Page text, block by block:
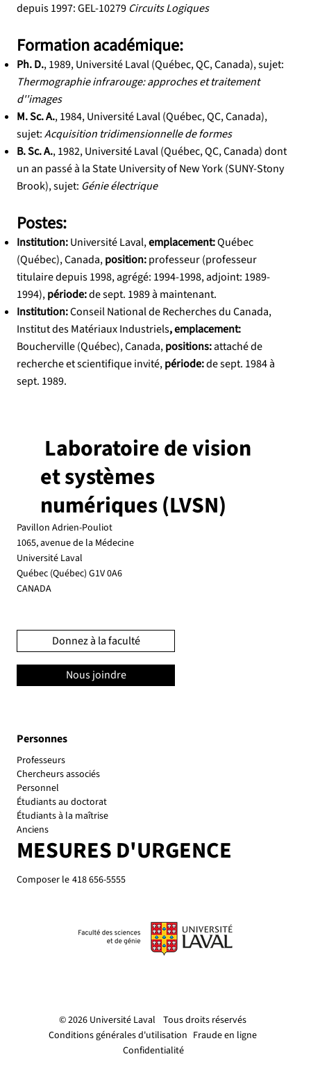
depuis1997: GEL-10279 Circuits Logiques
Formation académique:
Ph. D., 1989, Université Laval (Québec, QC, Canada), sujet:
Thermographie infrarouge: approches et traitement
d''images
M. Sc. A., 1984, Université Laval (Québec, QC, Canada),
sujet:Acquisition tridimensionnelle de formes
B. Sc. A., 1982, Université Laval (Québec, QC, Canada) dont
un an passé à la State University of New York (SUNY-Stony
Brook), sujet: Génie électrique
Postes:
Institution:Université Laval,emplacement:Québec
(Québec), Canada,position:professeur (professeur
titulaire depuis 1998, agrégé: 1994-1998, adjoint: 1989-
1994),période:de sept. 1989 à maintenant.
Institution:Conseil National de Recherches du Canada,
Institut des Matériaux Industriels, emplacement:
Boucherville (Québec), Canada,positions:attaché de
recherche et scientifique invité,période:de sept. 1984 à
sept. 1989.
© 2026 Université Laval Tous droits réservés
Conditions générales d'utilisation Fraude en ligne
Confidentialité
Personnes
Personnel
Étudiants au doctorat
Étudiants à la maîtrise
Anciens
MESURES D'URGENCE
Composer le 418 656-5555
Laboratoire de vision
et systèmes
numériques (LVSN)
Pavillon Adrien-Pouliot
1065, avenue de la Médecine
Université Laval
Québec (Québec) G1V 0A6
CANADA
Donnez à la faculté
Nous joindre